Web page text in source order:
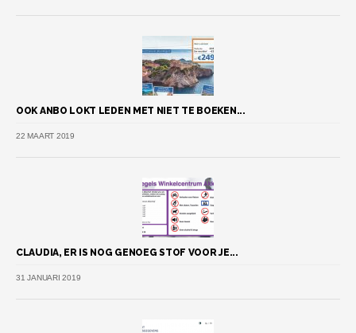
OOK ANBO LOKT LEDEN MET NIET TE BOEKEN...
22 MAART 2019
CLAUDIA, ER IS NOG GENOEG STOF VOOR JE...
31 JANUARI 2019